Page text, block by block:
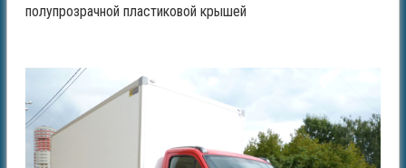
полупрозрачной пластиковой крышей